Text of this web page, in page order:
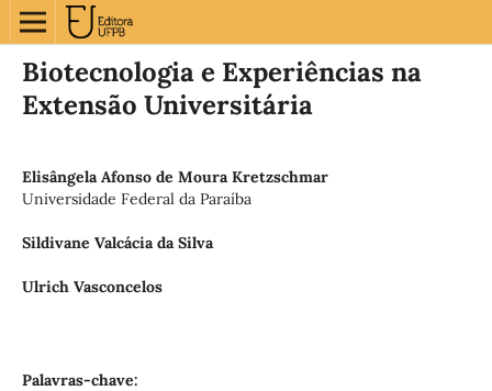
Biotecnologia e Experiências na
Extensão Universitária
Elisângela Afonso de Moura Kretzschmar
Universidade Federal da Paraíba
Sildivane Valcácia da Silva
Ulrich Vasconcelos
Palavras-chave: